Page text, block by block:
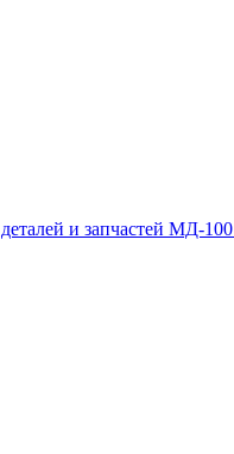
и запчастей МД-100